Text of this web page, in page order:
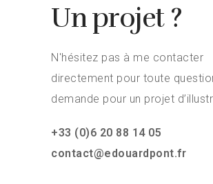
Un projet ?
N'hésitez pas à me contacter
directement pour toute
demande pour un projet
+33 (0)6 20 88 14 05
contact@edouardpont.fr